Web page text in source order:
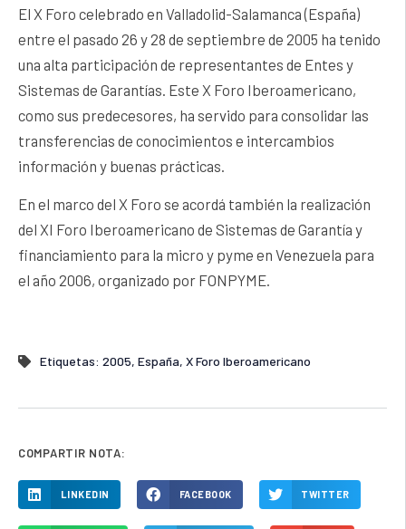
El X Foro celebrado en Valladolid-Salamanca (España)
entre el pasado 26 y 28 de septiembre de 2005 ha tenido
una alta participación de representantes de Entes y
Sistemas de Garantías. Este X Foro Iberoamericano,
como sus predecesores, ha servido para consolidar las
transferencias de conocimientos e intercambios
información y buenas prácticas.
En el marco del X Foro se acordá también la realización
del XI Foro Iberoamericano de Sistemas de Garantía y
financiamiento para la micro y pyme en Venezuela para
el año 2006, organizado por FONPYME.
Etiquetas: 2005, España, X Foro Iberoamericano
COMPARTIR NOTA:
LINKEDIN FACEBOOK TWITTER